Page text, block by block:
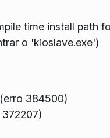
time install path
o 'kioslave.exe')
384500)